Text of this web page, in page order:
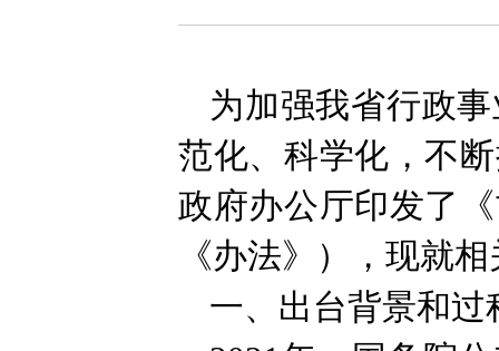
为加强我省行政
范化、科学化，不
政府办公厅印发了
《办法》），现就
一、出台背景和过